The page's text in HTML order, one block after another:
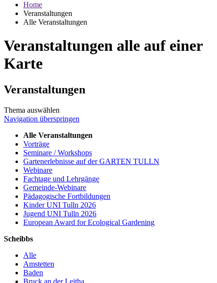
Home
Veranstaltungen
Alle Veranstaltungen
Veranstaltungen alle auf einer
Karte
Veranstaltungen
Thema auswählen
Navigation überspringen
Alle Veranstaltungen
Vorträge
Seminare / Workshops
Gartenerlebnisse auf der GARTEN TULLN
Webinare
Fachtage und Lehrgänge
Gemeinde-Webinare
Pädagogische Fortbildungen
Kinder UNI Tulln 2026
Jugend UNI Tulln 2026
European Award for Ecological Gardening
Scheibbs
Alle
Amstetten
Baden
Bruck an der Leitha